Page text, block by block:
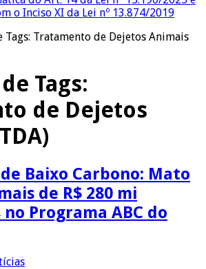
o Inciso XI da Lei nº 13.874/2019
Tags: Tratamento de Dejetos Animais
Tags:
de Dejetos
Baixo Carbono: Mato
de R$ 280 mi
Programa ABC do